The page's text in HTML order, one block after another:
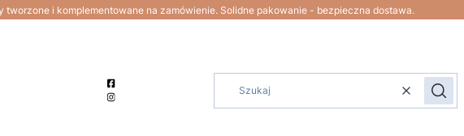
i komplementowane na zamówienie. Solidne pakowanie - bezpieczna dostawa.
WyczyśćSzukaj